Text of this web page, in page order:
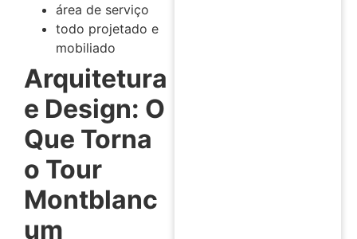
área de serviço
todo projetado e
mobiliado
Arquitetura
e Design: O
Que Torna
o Tour
Montblanc
um